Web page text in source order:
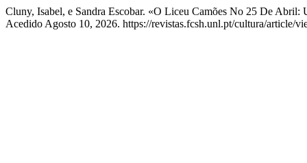
Cluny, Isabel, e Sandra Escobar. «O Liceu Camões No 25 De
Acedido Agosto 10, 2026. https://revistas.fcsh.unl.pt/cultura/article/